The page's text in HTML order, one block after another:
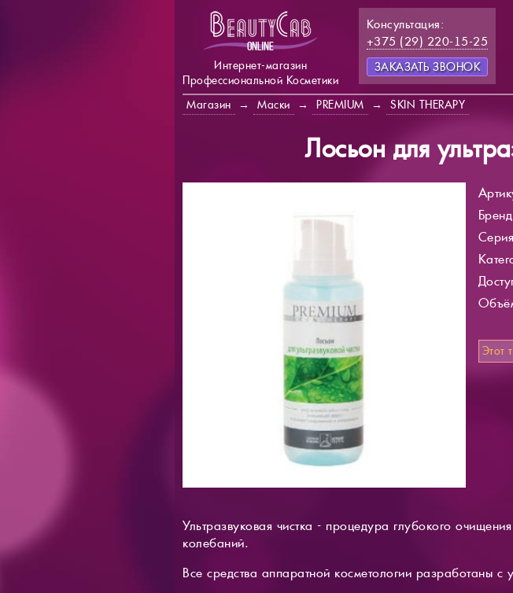
Интернет-магазин
Профессиональной Косметики
Консультация:
+375 (29) 220-15-25
ЗАКАЗАТЬ ЗВОНОК
Магазин → Маски → PREMIUM → SKIN THERAPY
Лосьон для
Этот
Ультразвуковая чистка - процедура глубокого
колебаний.
Все средства аппаратной косметологии разработаны с